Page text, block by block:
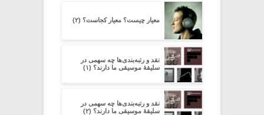
معیار چیست؟ معیار کجاست؟ (۲)
نقد و رتبه‌بندی‌ها چه سهمی در
سلیقۀ موسیقی ما دارند؟ (۱)
نقد و رتبه‌بندی‌ها چه سهمی در
سلیقۀ موسیقی ما دارند؟ (۲)